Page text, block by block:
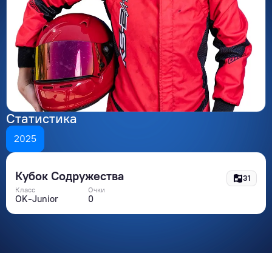
Статистика
2025
31
Класс
OK-Junior
Кубок Содружества
Очки
0